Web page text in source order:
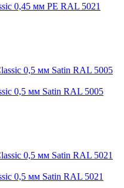
0,45 мм PE RAL 5021
0,5 мм Satin RAL 5005
0,5 мм Satin RAL 5021